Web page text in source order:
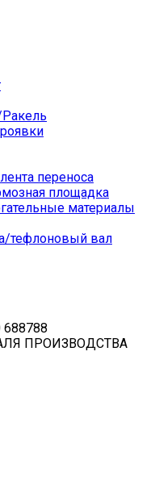
переноса
площадка
материалы
тефлоновый вал
688788
ПРОИЗВОДСТВА